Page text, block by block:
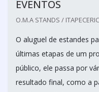
EVENTOS
O.M.A STANDS /
O aluguel de estandes
últimas etapas de um
público, ele passa por
resultado final, como a